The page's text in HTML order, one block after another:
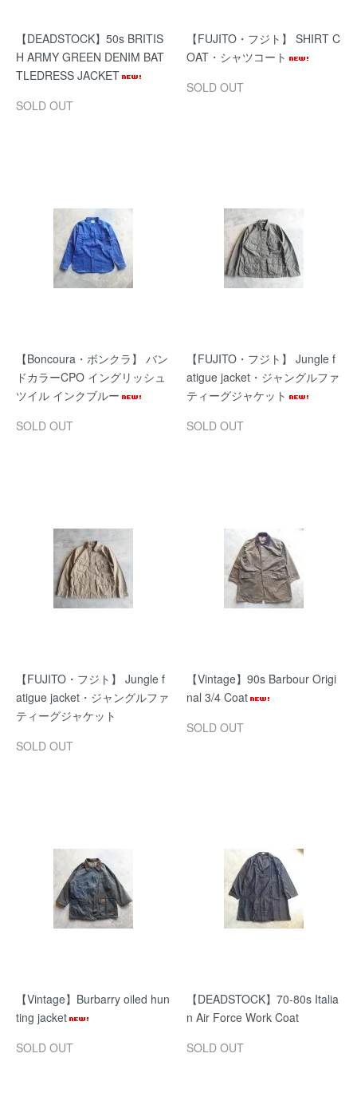
【DEADSTOCK】50s BRITIS
H ARMY GREEN DENIM BAT
TLEDRESS JACKET
SOLD OUT
【FUJITO・フジト】 SHIRT C
OAT・シャツコート
SOLD OUT
【Boncoura・ボンクラ】 バン
ドカラーCPO イングリッシュ
ツイル インクブルー
SOLD OUT
【FUJITO・フジト】 Jungle f
atigue jacket・ジャングルファ
ティーグジャケット
SOLD OUT
【FUJITO・フジト】 Jungle f
atigue jacket・ジャングルファ
ティーグジャケット
SOLD OUT
【Vintage】90s Barbour Origi
nal 3/4 Coat
SOLD OUT
【Vintage】Burbarry oiled hun
ting jacket
SOLD OUT
【DEADSTOCK】70-80s Italia
n Air Force Work Coat
SOLD OUT